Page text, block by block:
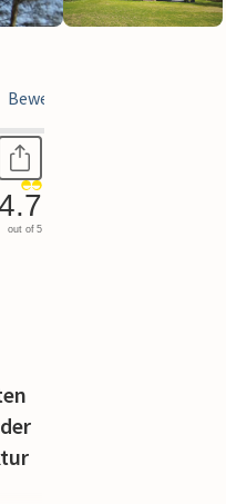
Bewertungen
out of 5